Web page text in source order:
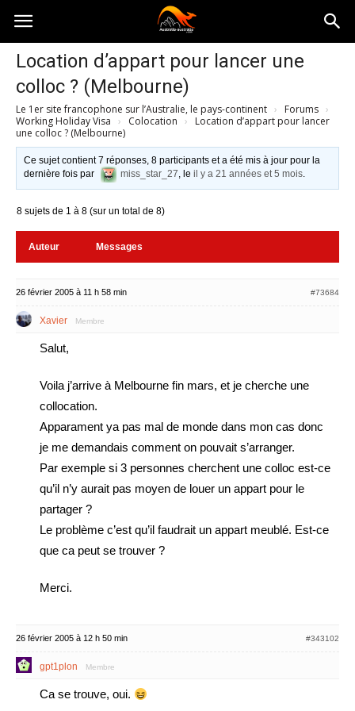
Australia-
australie.com
Location d’appart pour lancer une
colloc ? (Melbourne)
Le 1er site francophone sur l’Australie, le pays-continent › Forums ›
Working Holiday Visa › Colocation ›
Location d’appart pour lancer
une colloc ? (Melbourne)
Ce sujet contient 7 réponses, 8 participants et a été mis à jour pour la
dernière fois par
miss_star_27, leil y a 21 années et 5 mois.
8 sujets de 1 à 8 (sur un total de 8)
Auteur Messages
26 février 2005 à 11 h 58 min #73684
Xavier Membre
Salut,
Voila j’arrive à Melbourne fin mars, et je cherche une
collocation.
Apparament ya pas mal de monde dans mon cas donc
je me demandais comment on pouvait s’arranger.
Par exemple si 3 personnes cherchent une colloc est-ce
qu’il n’y aurait pas moyen de louer un appart pour le
partager ?
Le problème c’est qu’il faudrait un appart meublé. Est-ce
que ca peut se trouver ?
Merci.
26 février 2005 à 12 h 50 min #343102
gpt1plon Membre
Ca se trouve, oui.